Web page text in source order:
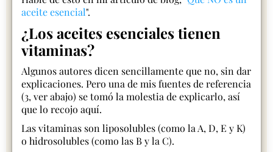
aceite esencial".
¿Los aceites esenciales tienen
vitaminas?
Algunos autores dicen sencillamente que no, sin dar
explicaciones. Pero una de mis fuentes de referencia
(3, ver abajo) se tomó la molestia de explicarlo, así
que lo recojo aquí.
Las vitaminas son liposolubles (como la A, D, E y K)
o hidrosolubles (como las B y la C).